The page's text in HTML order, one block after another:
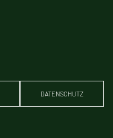
DATENSCHUTZ